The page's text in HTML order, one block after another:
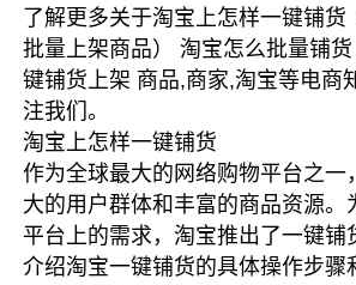
了解更多关于淘宝上怎样一键铺货
批量上架商品） 淘宝怎么批量铺
键铺货上架 商品,商家,淘宝等电商
注我们。
淘宝上怎样一键铺货
作为全球最大的网络购物平台之一
大的用户群体和丰富的商品资源。
平台上的需求，淘宝推出了一键铺
介绍淘宝一键铺货的具体操作步骤